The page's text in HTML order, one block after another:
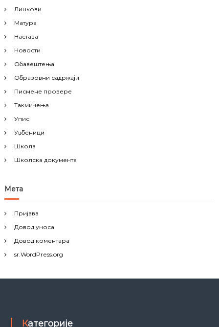
Линкови
Матура
Настава
Новости
Обавештења
Образовни садржаји
Писмене провере
Такмичења
Упис
Уџбеници
Школа
Школска документа
Мета
Пријава
Довод уноса
Довод коментара
sr.WordPress.org
Категорије